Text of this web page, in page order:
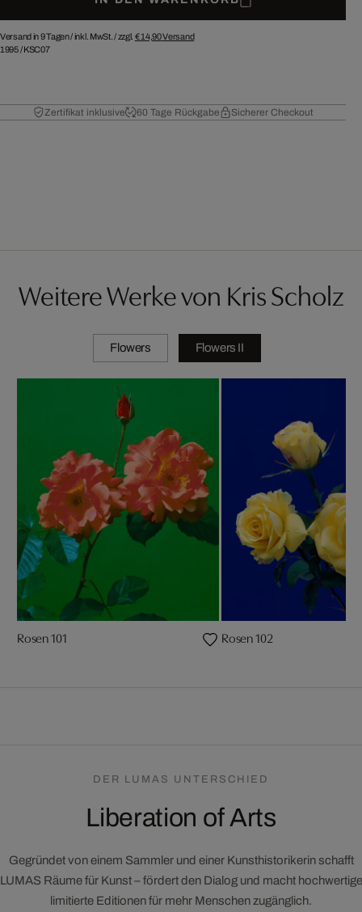
Versand in 9 Tagen /inkl. MwSt. / zzgl. € 14,90Versand
1995/KSC07
Zertifikat inklusive 60 Tage Rückgabe Sicherer Checkout
Weitere Werke von Kris Scholz
Flowers Flowers II
Rosen 101 Rosen 102
DER LUMAS UNTERSCHIED
Liberation of Arts
Gegründet von einem Sammler und einer Kunsthistorikerin schafft
LUMAS Räume für Kunst – fördert den Dialog und macht hochwertige
limitierte Editionen für mehr Menschen zugänglich.